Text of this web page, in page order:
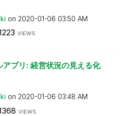
on ‎2020-01-06 03:50 AM
VIEWS
アプリ: 経営状況の見える化
on ‎2020-01-06 03:48 AM
VIEWS